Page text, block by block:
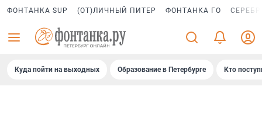
ФОНТАНКА SUP (ОТ)ЛИЧНЫЙ ПИТЕР ФОНТАНКА ГО
Куда пойти на выходных Образование в Петербурге Кто